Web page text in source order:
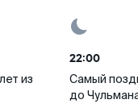
из
22:00
Самый
до